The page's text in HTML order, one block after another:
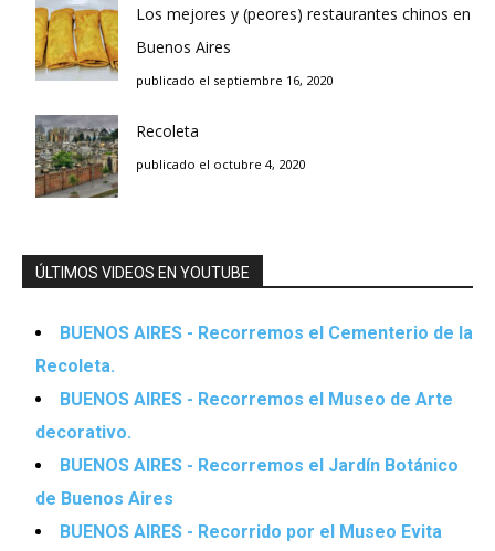
Los mejores y (peores) restaurantes chinos en
Buenos Aires
publicado el septiembre 16, 2020
Recoleta
publicado el octubre 4, 2020
ÚLTIMOS VIDEOS EN YOUTUBE
BUENOS AIRES - Recorremos el Cementerio de la
Recoleta.
BUENOS AIRES - Recorremos el Museo de Arte
decorativo.
BUENOS AIRES - Recorremos el Jardín Botánico
de Buenos Aires
BUENOS AIRES - Recorrido por el Museo Evita